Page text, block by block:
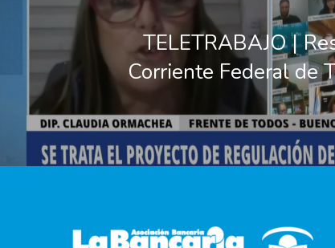
TELETRABAJO |
Corriente Federal de